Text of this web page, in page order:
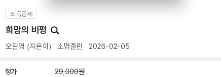
소득공제
희망의 비평
오길영 (지은이) 소명출판 2026-02-05
정가 29,000원